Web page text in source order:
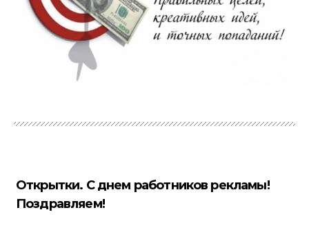
Открытки. С днем работников рекламы!
Поздравляем!